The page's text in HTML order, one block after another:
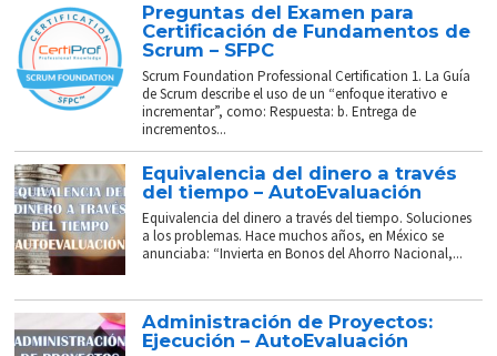
Preguntas del Examen para
Certificación de Fundamentos de
Scrum – SFPC
Scrum Foundation Professional Certification 1. La Guía
de Scrum describe el uso de un “enfoque iterativo e
incrementar”, como: Respuesta: b. Entrega de
incrementos...
Equivalencia del dinero a través
del tiempo – AutoEvaluación
Equivalencia del dinero a través del tiempo. Soluciones
a los problemas. Hace muchos años, en México se
anunciaba: “Invierta en Bonos del Ahorro Nacional,...
Administración de Proyectos:
Ejecución – AutoEvaluación